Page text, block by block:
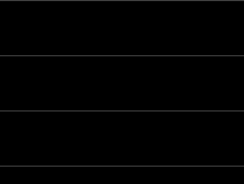
などは履いていないでしょ
ビの中の俳優だけです。